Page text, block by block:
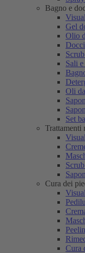
Bagno e
Gel
Olio
Sali
Oli
Set
Trattamenti
Cura dei
Cura